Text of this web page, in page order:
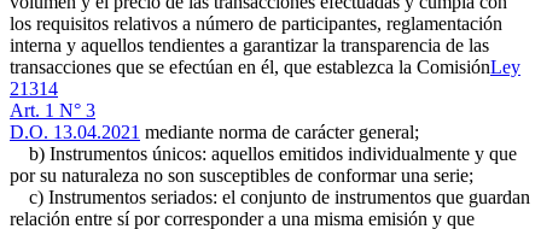
los requisitos relativos a número de participantes, reglamentación
interna y aquellos tendientes a garantizar la transparencia de las
transacciones que se efectúan en él, que establezca la ComisiónLey
21314
Art. 1 N° 3
D.O. 13.04.2021 mediante norma de carácter general;
b) Instrumentos únicos: aquellos emitidos individualmente y que
por su naturaleza no son susceptibles de conformar una serie;
c) Instrumentos seriados: el conjunto de instrumentos que guardan
relación entre sí por corresponder a una misma emisión y que